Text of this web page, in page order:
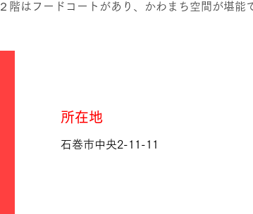
階はフードコートがあり、かわまち空間が堪能
所在地
石巻市中央2-11-11